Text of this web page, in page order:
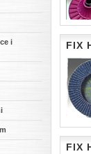
i
FIX
FIX